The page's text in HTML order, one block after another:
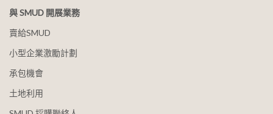
與 SMUD 開展業務
賣給SMUD
小型企業激勵計劃
承包機會
土地利用